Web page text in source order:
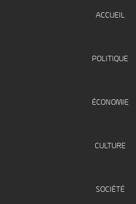
ACCUEIL
POLITIQUE
ÉCONOMIE
CULTURE
SOCIÉTÉ